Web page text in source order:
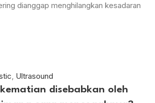
dianggap menghilangkan kesadaran
, Ultrasound
disebabkan oleh